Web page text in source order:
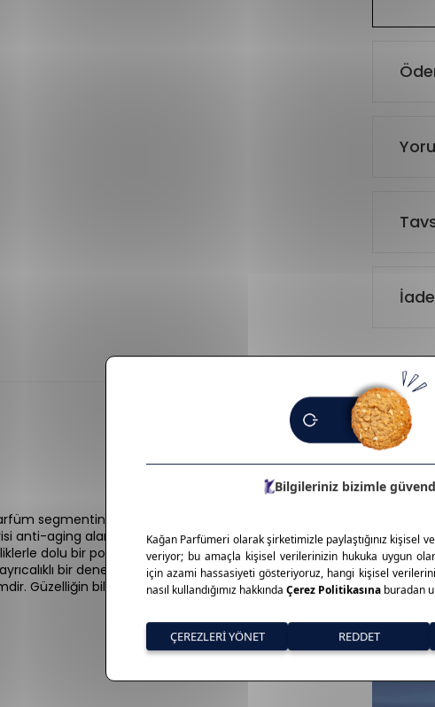
segmentinde dünya çapında lider markalardan
anti-aging alanında ikonikleşmiştir. Makyaj, parfüm
dolu bir portföy sunar. Zarif şişe tasarımları ve
bir deneyim sağlar. Kaliteli, güvenilir ve etkili
Güzelliğin bilimle buluştuğu yer: Estee Lauder.